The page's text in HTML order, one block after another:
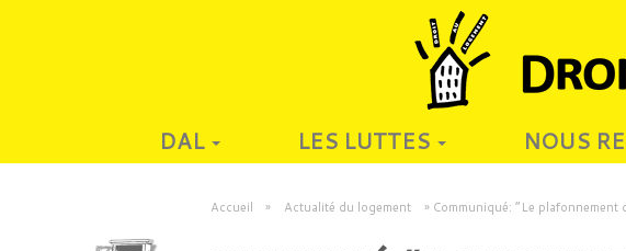
DAL LES LUTTES NOUS
Accueil » Actualité du logement » Communiqué: “Le plafonnement